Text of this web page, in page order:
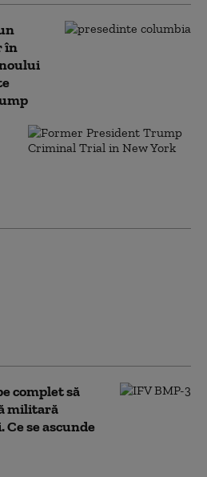
în
complet să
militară
se ascunde